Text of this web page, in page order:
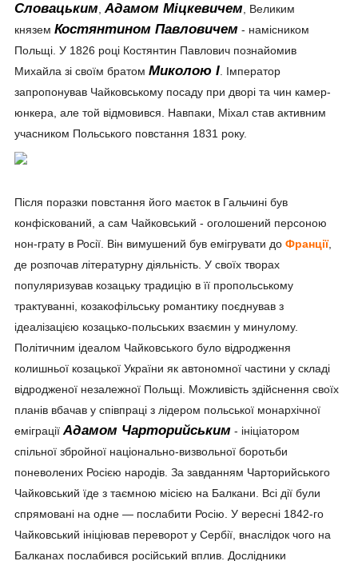
Словацьким,Адамом Міцкевичем, Великим
князем Костянтином Павловичем - намісником
Польщі. У 1826 році Костянтин Павлович познайомив
Михайла зі своїм братом Миколою І. Імператор
запропонував Чайковському посаду при дворі та чин камер-
юнкера, але той відмовився. Навпаки, Міхал став активним
учасником Польського повстання 1831 року.
Після поразки повстання його маєток в Гальчині був
конфіскований, а сам Чайковський - оголошений персоною
нон-грату в Росії. Він вимушений був емігрувати до Франції,
де розпочав літературну діяльність. У своїх творах
популяризував козацьку традицію в її пропольському
трактуванні, козакофільську романтику поєднував з
ідеалізацією козацько-польських взаємин у минулому.
Політичним ідеалом Чайковського було відродження
колишньої козацької України як автономної частини у складі
відродженої незалежної Польщі. Можливість здійснення своїх
планів вбачав у співпраці з лідером польської монархічної
еміграціїАдамом Чарторийським - ініціатором
спільної збройної національно-визвольної боротьби
поневолених Росією народів. За завданням Чарторийського
Чайковський їде з таємною місією на Балкани. Всі дії були
спрямовані на одне — послабити Росію. У вересні 1842-го
Чайковський ініціював переворот у Сербії, внаслідок чого на
Балканах послабився російський вплив. Дослідники